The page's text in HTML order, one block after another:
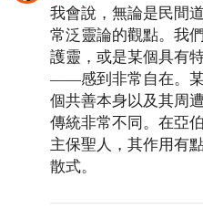
我會說，無論是民間
常泛靈論的觀點。我
護靈，或是某個具有
——感到非常自在。
個共善本身以及其周
傳統非常不同。在亞
主保聖人，其作用有
散式。